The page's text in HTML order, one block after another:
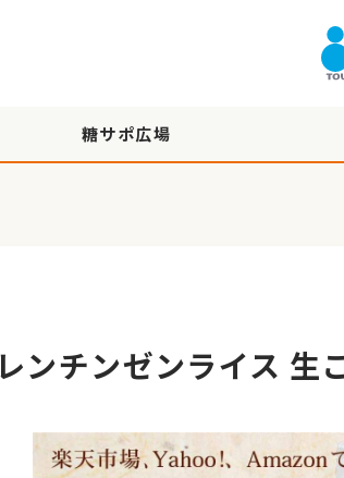
糖サポ広場
ンチンゼンライス 生